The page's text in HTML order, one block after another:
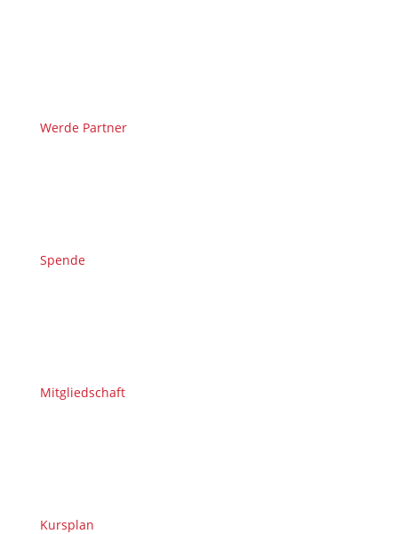
Werde Partner
Spende
Mitgliedschaft
Kursplan